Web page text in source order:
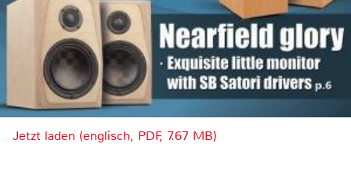
Jetzt laden (englisch, PDF, 7.67 MB)